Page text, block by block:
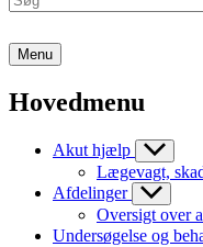
Menu
Hovedmenu
Akut hjælp
Lægevagt,
Afdelinger
Oversigt over
Undersøgelse og